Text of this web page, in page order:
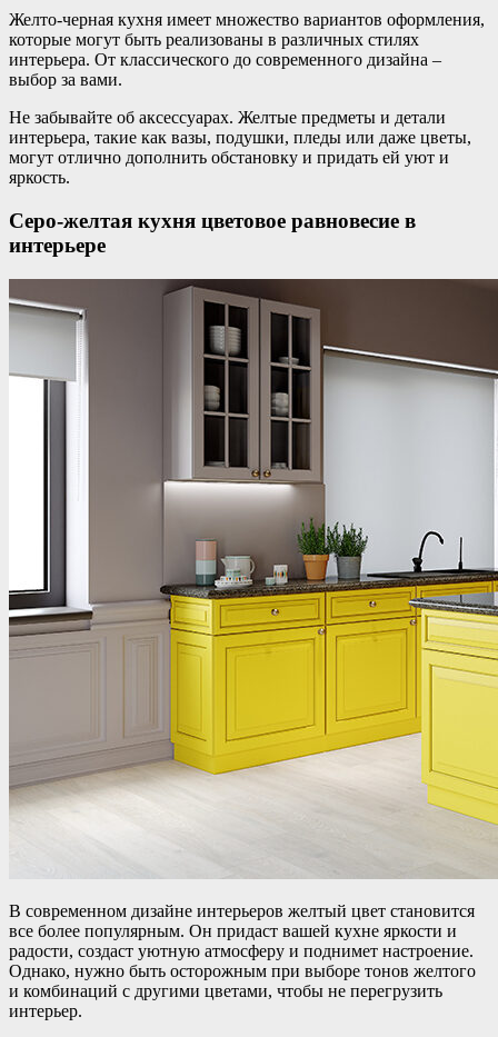
Желто-черная кухня имеет множество вариантов оформления,
которые могут быть реализованы в различных стилях
интерьера. От классического до современного дизайна –
выбор за вами.
Не забывайте об аксессуарах. Желтые предметы и детали
интерьера, такие как вазы, подушки, пледы или даже цветы,
могут отлично дополнить обстановку и придать ей уют и
яркость.
Серо-желтая кухня цветовое равновесие в
интерьере
В современном дизайне интерьеров желтый цвет становится
все более популярным. Он придаст вашей кухне яркости и
радости, создаст уютную атмосферу и поднимет настроение.
Однако, нужно быть осторожным при выборе тонов желтого
и комбинаций с другими цветами, чтобы не перегрузить
интерьер.